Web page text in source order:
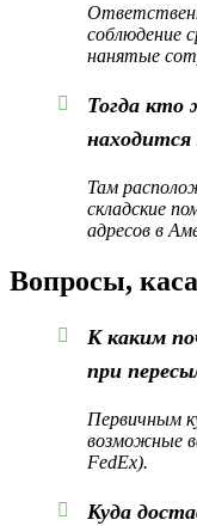
соблюдение
нанятые
Тогда кто
находится
Там
складские
адресов в
Вопросы,
К каким
при
Первичным
возможные
FedEx).
Куда